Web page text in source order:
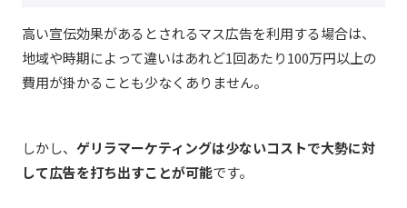
高い宣伝効果があるとされるマス広告を利用する場合は、
地域や時期によって違いはあれど1回あたり100万円以上の
費用が掛かることも少なくありません。
しかし、 ゲリラマーケティングは少ないコストで大勢に対
して広告を打ち出すことが可能です。